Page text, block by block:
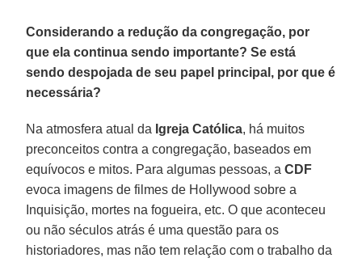
Considerando a redução da congregação, por
que ela continua sendo importante? Se está
sendo despojada de seu papel principal, por que é
necessária?
Na atmosfera atual da Igreja Católica, há muitos
preconceitos contra a congregação, baseados em
equívocos e mitos. Para algumas pessoas, aCDF
evoca imagens de filmes de Hollywood sobre a
Inquisição, mortes na fogueira, etc. O que aconteceu
ou não séculos atrás é uma questão para os
historiadores, mas não tem relação com o trabalho da